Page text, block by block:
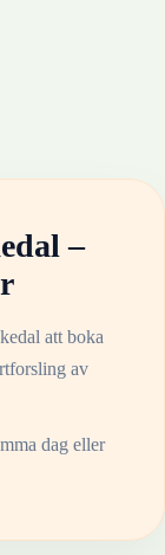
–
att boka
av
dag eller